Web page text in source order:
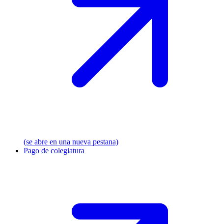
(se abre en una nueva pestana)
Pago de colegiatura